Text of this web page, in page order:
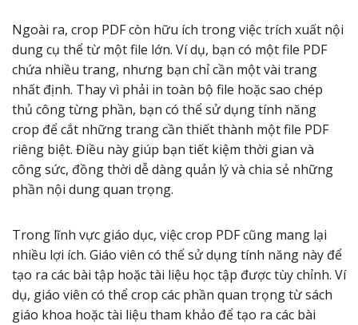
Ngoài ra, crop PDF còn hữu ích trong việc trích xuất nội
dung cụ thể từ một file lớn. Ví dụ, bạn có một file PDF
chứa nhiều trang, nhưng bạn chỉ cần một vài trang
nhất định. Thay vì phải in toàn bộ file hoặc sao chép
thủ công từng phần, bạn có thể sử dụng tính năng
crop để cắt những trang cần thiết thành một file PDF
riêng biệt. Điều này giúp bạn tiết kiệm thời gian và
công sức, đồng thời dễ dàng quản lý và chia sẻ những
phần nội dung quan trọng.
Trong lĩnh vực giáo dục, việc crop PDF cũng mang lại
nhiều lợi ích. Giáo viên có thể sử dụng tính năng này để
tạo ra các bài tập hoặc tài liệu học tập được tùy chỉnh. Ví
dụ, giáo viên có thể crop các phần quan trọng từ sách
giáo khoa hoặc tài liệu tham khảo để tạo ra các bài